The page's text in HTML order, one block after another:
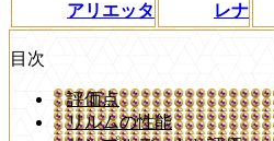
アリエッタ レナ
目次
評価点
リルムの性能